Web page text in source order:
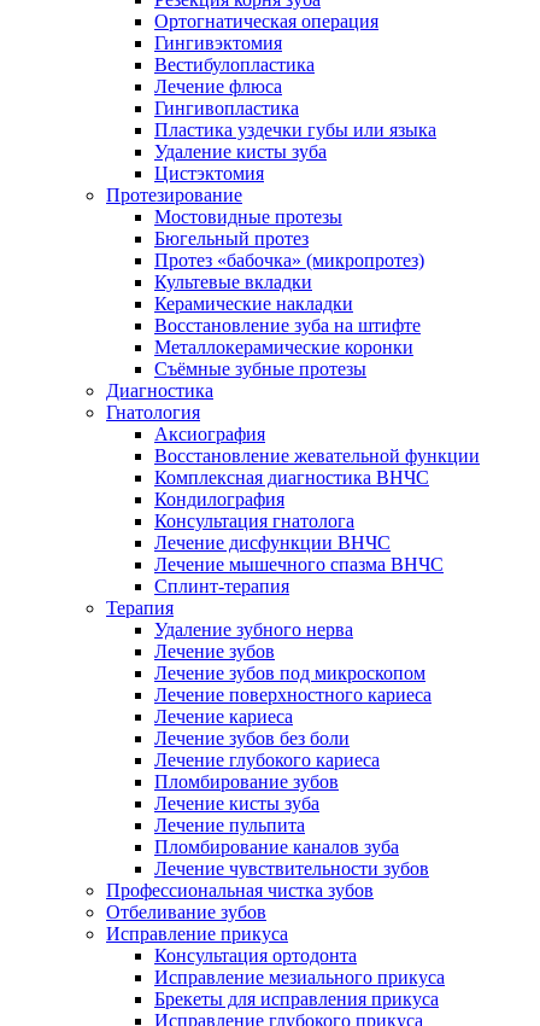
Ортогнатическая операция
Гингивэктомия
Вестибулопластика
Лечение флюса
Гингивопластика
Пластика уздечки губы или языка
Удаление кисты зуба
Цистэктомия
Протезирование
Мостовидные протезы
Бюгельный протез
Протез «бабочка» (микропротез)
Культевые вкладки
Керамические накладки
Восстановление зуба на штифте
Металлокерамические коронки
Съёмные зубные протезы
Диагностика
Гнатология
Аксиография
Восстановление жевательной функции
Комплексная диагностика ВНЧС
Кондилография
Консультация гнатолога
Лечение дисфункции ВНЧС
Лечение мышечного спазма ВНЧС
Сплинт-терапия
Терапия
Удаление зубного нерва
Лечение зубов
Лечение зубов под микроскопом
Лечение поверхностного кариеса
Лечение кариеса
Лечение зубов без боли
Лечение глубокого кариеса
Пломбирование зубов
Лечение кисты зуба
Лечение пульпита
Пломбирование каналов зуба
Лечение чувствительности зубов
Профессиональная чистка зубов
Отбеливание зубов
Исправление прикуса
Консультация ортодонта
Исправление мезиального прикуса
Брекеты для исправления прикуса
Исправление глубокого прикуса